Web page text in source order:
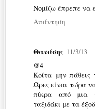
Νομίζω έπρεπε να
Απάντηση
Θανάσης 11/3/13
@4
Κοίτα μην πάθεις
Ώρες είναι τώρα
πίκρα από μια
ταξιδάκι με τα